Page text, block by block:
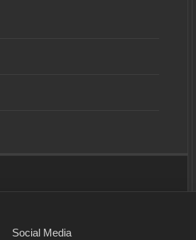
Social Media